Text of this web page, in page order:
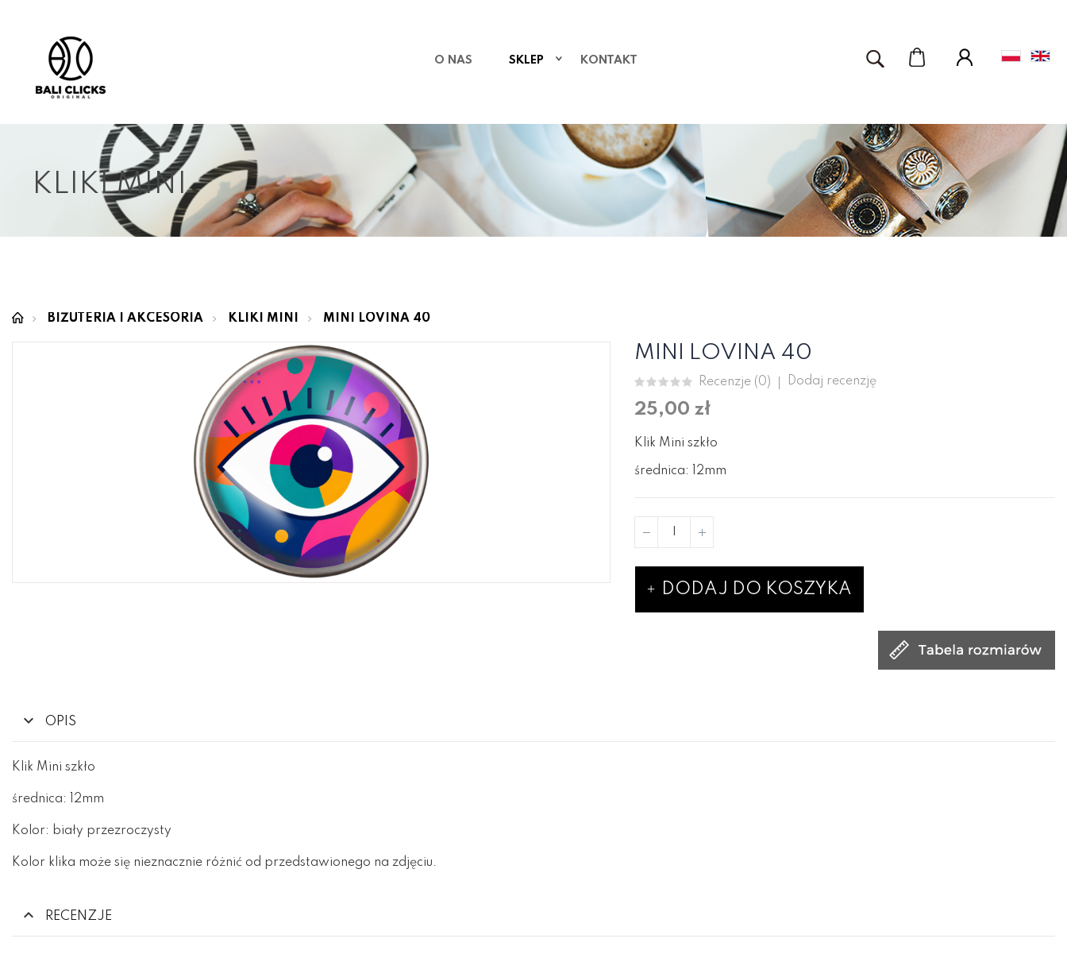
O NAS SKLEP KONTAKT
KLIKI MINI
BIŻUTERIA I AKCESORIA KLIKI MINI MINI LOVINA 40
MINI LOVINA 40
Recenzje (0) Dodaj recenzję
25,00 zł
Klik Mini szkło
średnica: 12mm
DODAJ DO KOSZYKA
OPIS
Klik Mini szkło
średnica: 12mm
Kolor: biały przezroczysty
Kolor klika może się nieznacznie różnić od przedstawionego na zdjęciu.
RECENZJE